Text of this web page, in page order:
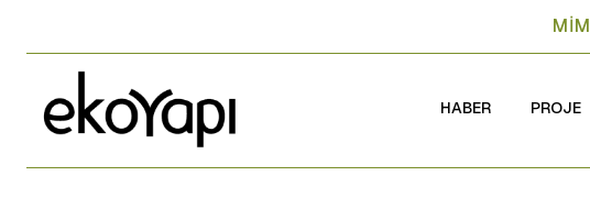
HABER PROJE